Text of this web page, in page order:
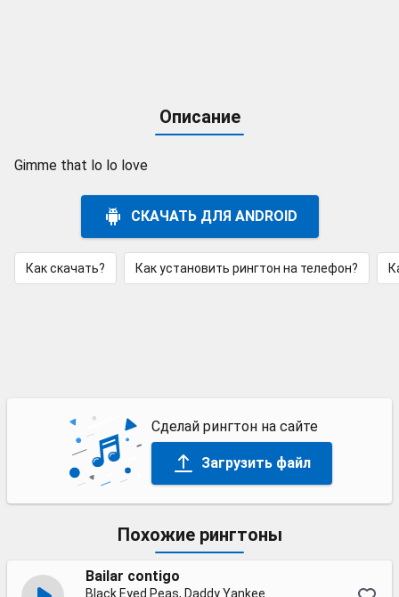
Описание
Gimme that lo lo love
СКАЧАТЬ ДЛЯ ANDROID
Как скачать? Как установить рингтон на телефон?
Сделай рингтон на сайте
Загрузить файл
Похожие рингтоны
Bailar contigo
Black Eyed Peas, Daddy Yankee